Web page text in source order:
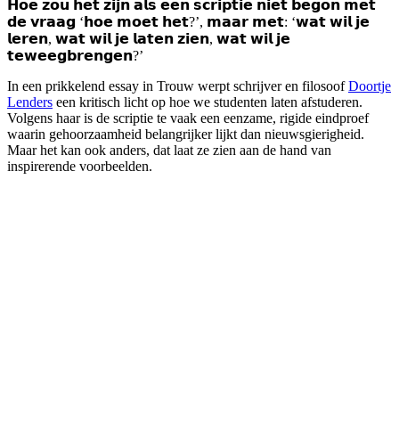
𝗛𝗼𝗲 𝘇𝗼𝘂 𝗵𝗲𝘁 𝘇𝗶𝗷𝗻 𝗮𝗹𝘀 𝗲𝗲𝗻 𝘀𝗰𝗿𝗶𝗽𝘁𝗶𝗲 𝗻𝗶𝗲𝘁 𝗯𝗲𝗴𝗼𝗻 𝗺𝗲𝘁
𝗱𝗲 𝘃𝗿𝗮𝗮𝗴 ‘𝗵𝗼𝗲 𝗺𝗼𝗲𝘁 𝗵𝗲𝘁?’, 𝗺𝗮𝗮𝗿 𝗺𝗲𝘁: ‘𝘄𝗮𝘁 𝘄𝗶𝗹 𝗷𝗲
𝗹𝗲𝗿𝗲𝗻, 𝘄𝗮𝘁 𝘄𝗶𝗹 𝗷𝗲 𝗹𝗮𝘁𝗲𝗻 𝘇𝗶𝗲𝗻, 𝘄𝗮𝘁 𝘄𝗶𝗹 𝗷𝗲
𝘁𝗲𝘄𝗲𝗲𝗴𝗯𝗿𝗲𝗻𝗴𝗲𝗻?’
In een prikkelend essay in Trouw werpt schrijver en filosoofDoortje
Lenders een kritisch licht op hoe we studenten laten afstuderen.
Volgens haar is de scriptie te vaak een eenzame, rigide eindproef
waarin gehoorzaamheid belangrijker lijkt dan nieuwsgierigheid.
Maar het kan ook anders, dat laat ze zien aan de hand van
inspirerende voorbeelden.